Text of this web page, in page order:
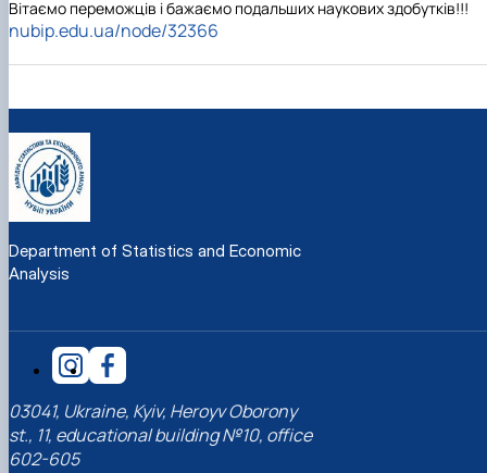
Вітаємо переможців і бажаємо подальших наукових здобутків!!!
nubip.edu.ua/node/32366
Department of Statistics and Economic
Analysis
03041, Ukraine, Kyiv, Heroyv Oborony
st., 11, educational building №10, office
602-605